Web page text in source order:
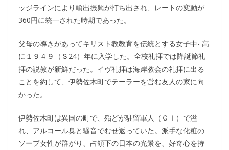
ッジラインにより輸出振興が打ち出され、レートの変動が
360円に統一された時期であった。
父母の導きがあってキリスト教教育を伝統とする女子中- 高
に１９４９（Ｓ24）年に入学した。全校礼拝では降誕節礼
拝の説教が新鮮だった。イヴ礼拝は海岸教会の礼拝に出る
ことを約して、伊勢佐木町でテーラーを営む友人の家に向
かった。
伊勢佐木町は異国の町で、殆どが駐留軍人（ＧＩ）で溢
れ、アルコール臭と騒音でむせ返っていた。派手な化粧の
ソープ女性が群がり、占領下の日本の光景を、好奇心を持